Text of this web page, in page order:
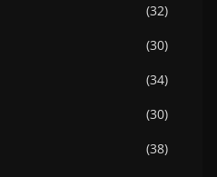
(32)
(30)
(34)
(30)
(38)